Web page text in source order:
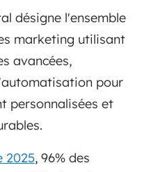
désigne l'ensemble
marketing utilisant
avancées,
pour
personnalisées et
2025, 96% des